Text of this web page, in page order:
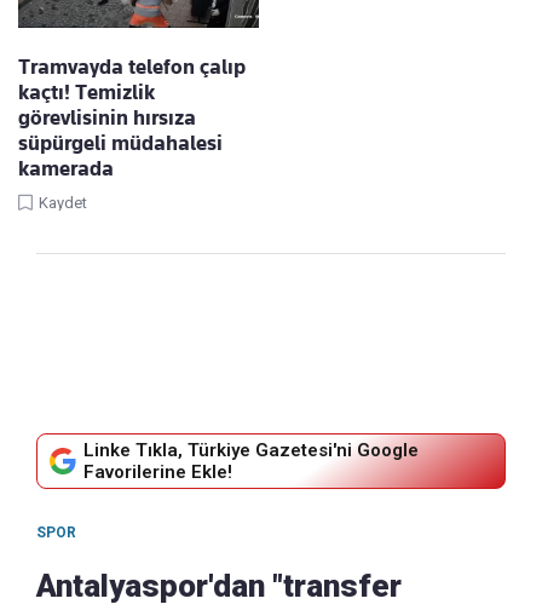
Tramvayda telefon çalıp
kaçtı! Temizlik
görevlisinin hırsıza
süpürgeli müdahalesi
kamerada
Kaydet
Linke Tıkla, Türkiye Gazetesi'ni Google
Favorilerine Ekle!
SPOR
Antalyaspor'dan "transfer